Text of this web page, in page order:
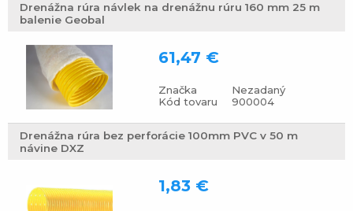
Drenážna rúra návlek na drenážnu rúru 160 mm 25 m
balenie Geobal
Značka
Nezadaný
Kód tovaru
900004
61,47 €
Drenážna rúra bez perforácie 100mm PVC v 50 m
návine DXZ
1,83 €